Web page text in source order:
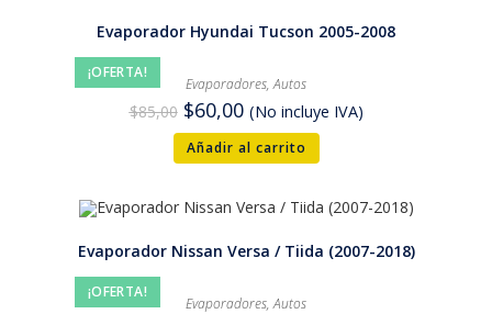
¡OFERTA!
Evaporador Hyundai Tucson 2005-2008
Evaporadores,Autos
$85,00 $60,00 (No incluye IVA)
Añadir al carrito
¡OFERTA!
Evaporador Nissan Versa / Tiida (2007-2018)
Evaporadores,Autos